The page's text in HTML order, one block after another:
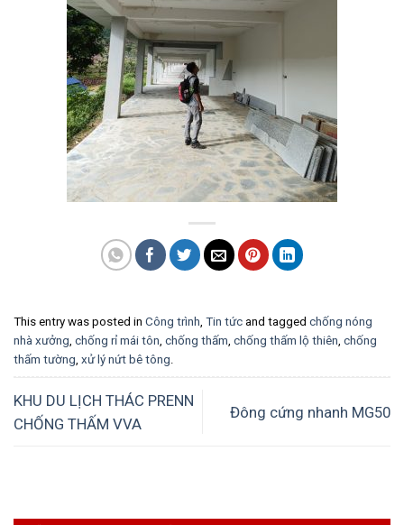
This entry was posted in Công trình Tin tức and tagged chống nóng
nhà xưởng chống rỉ mái tôn chống thấm chống thấm lộ thiên chống
thấm tường xử lý nứt bê tông
KHU DU LỊCH THÁC PRENN
CHỐNG THẤM VVA
Đông cứng nhanh MG50